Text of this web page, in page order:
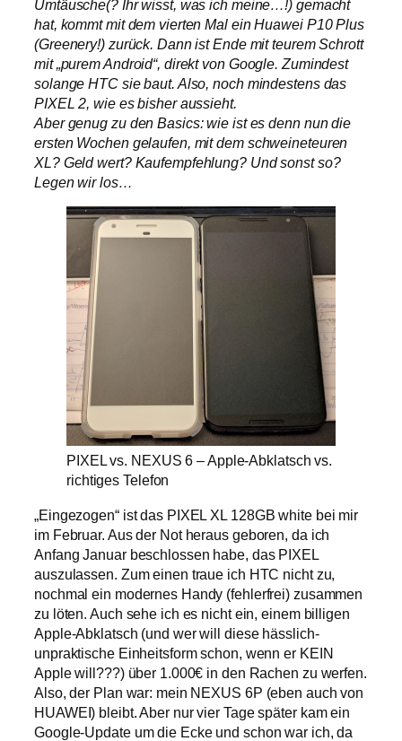
Umtäusche(? Ihr wisst, was ich meine…!) gemacht
hat, kommt mit dem vierten Mal ein Huawei P10 Plus
(Greenery!) zurück. Dann ist Ende mit teurem Schrott
mit „purem Android“, direkt von Google. Zumindest
solange HTC sie baut. Also, noch mindestens das
PIXEL 2, wie es bisher aussieht.
Aber genug zu den Basics: wie ist es denn nun die
ersten Wochen gelaufen, mit dem schweineteuren
XL? Geld wert? Kaufempfehlung? Und sonst so?
Legen wir los…
PIXEL vs. NEXUS 6 – Apple-Abklatsch vs.
richtiges Telefon
„Eingezogen“ ist das PIXEL XL 128GB white bei mir
im Februar. Aus der Not heraus geboren, da ich
Anfang Januar beschlossen habe, das PIXEL
auszulassen. Zum einen traue ich HTC nicht zu,
nochmal ein modernes Handy (fehlerfrei) zusammen
zu löten. Auch sehe ich es nicht ein, einem billigen
Apple-Abklatsch (und wer will diese hässlich-
unpraktische Einheitsform schon, wenn er KEIN
Apple will???) über 1.000€ in den Rachen zu werfen.
Also, der Plan war: mein NEXUS 6P (eben auch von
HUAWEI) bleibt. Aber nur vier Tage später kam ein
Google-Update um die Ecke und schon war ich, da